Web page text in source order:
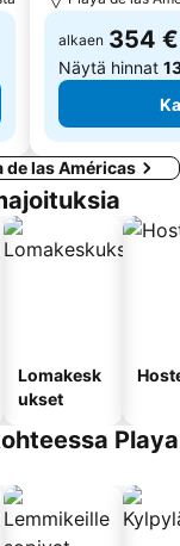
alkaen 354 €
Näytä hinnat
de las Américas
Lomakesk
ukset
Playa